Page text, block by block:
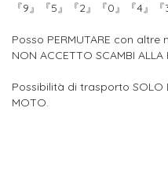
『9』『5』『2』『0』『4』
Posso PERMUTARE con
NON ACCETTO SCAMBI ALLA
Possibilità di trasporto SOLO
MOTO.